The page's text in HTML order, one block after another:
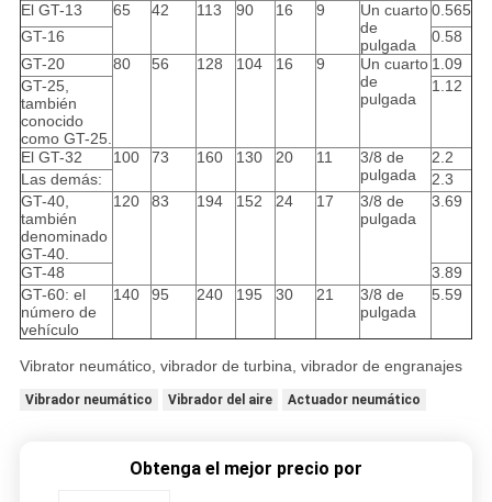
El GT-13
65 42 113 90 16 9
Un cuarto
de
pulgada
0.565
GT-16
0.58
GT-20
80 56 128 104 16 9
Un cuarto
de
pulgada
1.09
GT-25,
también
conocido
como GT-25.
1.12
El GT-32 100 73 160 130 20 11
3/8 de
pulgada
2.2
Las demás:
2.3
GT-40,
también
denominado
GT-40.
120 83 194 152 24 17
3/8 de
pulgada
3.69
GT-48
3.89
GT-60: el
número de
vehículo
140 95 240 195 30 21
3/8 de
pulgada
5.59
Vibrator neumático, vibrador de turbina, vibrador de engranajes
Vibrador neumático Vibrador del aire Actuador neumático
Obtenga el mejor precio por